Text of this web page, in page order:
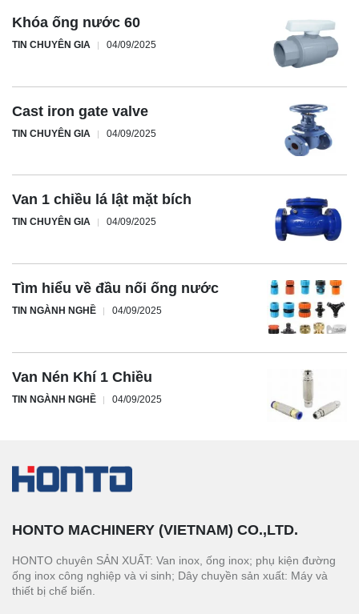
Khóa ống nước 60
TIN CHUYÊN GIA 04/09/2025
Cast iron gate valve
TIN CHUYÊN GIA 04/09/2025
Van 1 chiều lá lật mặt bích
TIN CHUYÊN GIA 04/09/2025
Tìm hiểu về đầu nối ống nước
TIN NGÀNH NGHỀ 04/09/2025
Van Nén Khí 1 Chiều
TIN NGÀNH NGHỀ 04/09/2025
HONTO MACHINERY (VIETNAM) CO.,LTD.
HONTO chuyên SẢN XUẤT: Van inox, ống inox; phụ kiện đường
ống inox công nghiệp và vi sinh; Dây chuyền sản xuất: Máy và
thiết bị chế biến.